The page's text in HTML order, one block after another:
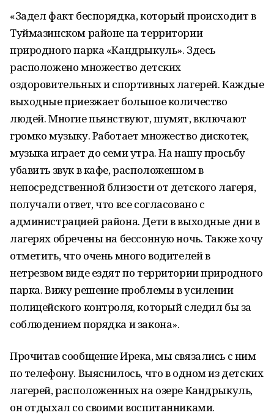
«Задел факт беспорядка, который происходит в
Туймазинском районе на территории
природного парка «Кандрыкуль». Здесь
расположено множество детских
оздоровительных и спортивных лагерей. Каждые
выходные приезжает большое количество
людей. Многие пьянствуют, шумят, включают
громко музыку. Работает множество дискотек,
музыка играет до семи утра. На нашу просьбу
убавить звук в кафе, расположенном в
непосредственной близости от детского лагеря,
получали ответ, что все согласовано с
администрацией района. Дети в выходные дни в
лагерях обречены на бессонную ночь. Также хочу
отметить, что очень много водителей в
нетрезвом виде ездят по территории природного
парка. Вижу решение проблемы в усилении
полицейского контроля, который следил бы за
соблюдением порядка и закона».
Прочитав сообщение Ирека, мы связались с ним
по телефону. Выяснилось, что в одном из детских
лагерей, расположенных на озере Кандрыкуль,
он отдыхал со своими воспитанниками.